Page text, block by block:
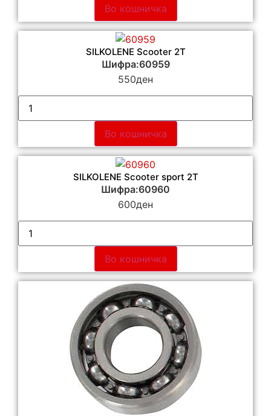
Во кошничка
SILKOLENE Scooter 2T
Шифра:60959
550ден
Во кошничка
SILKOLENE Scooter sport 2T
Шифра:60960
600ден
Во кошничка